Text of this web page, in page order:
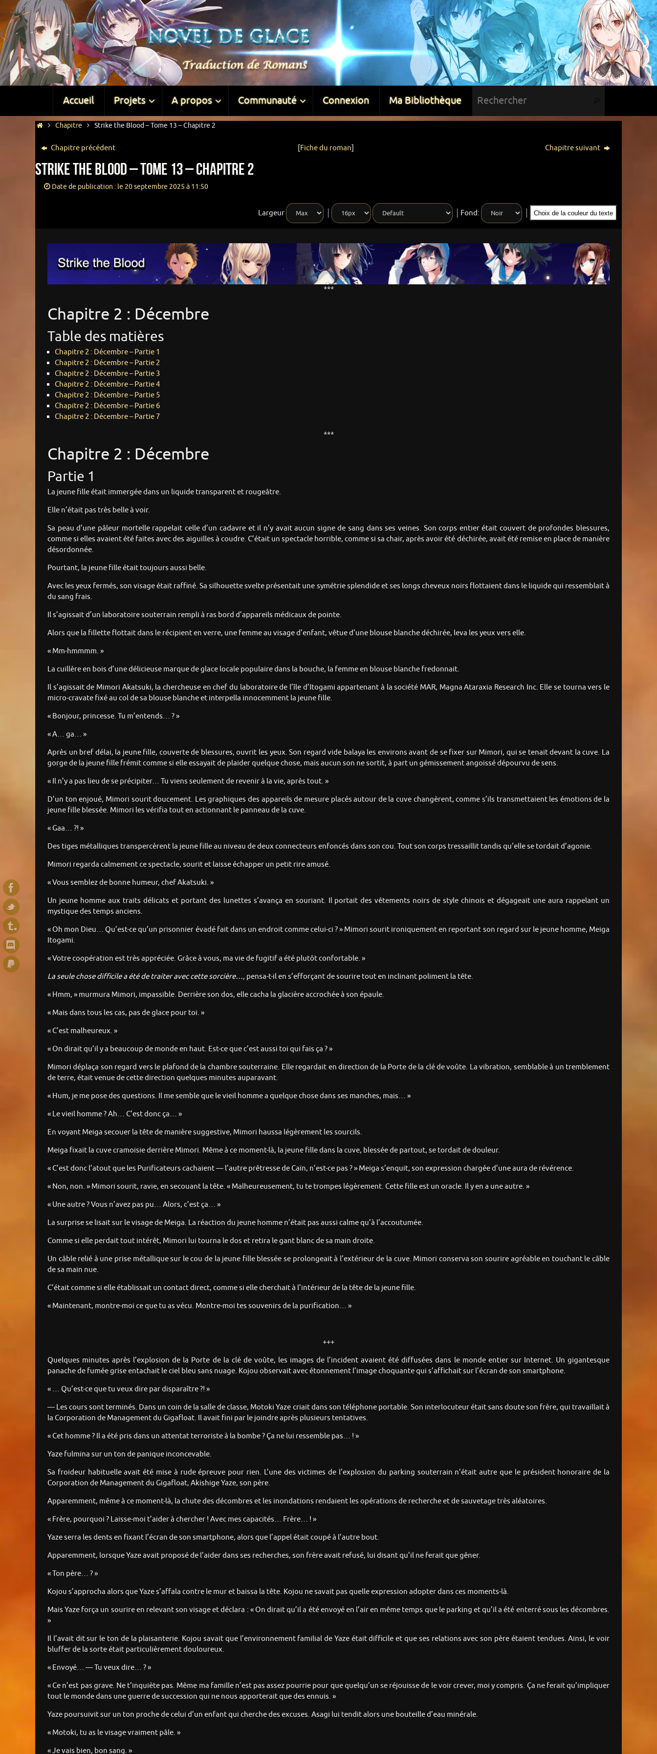
Accueil Projets A propos Communauté Connexion Ma Bibliothèque
Chapitre Strike the Blood – Tome 13 – Chapitre 2
Chapitre précédent [Fiche du roman] Chapitre suivant
Strike the Blood – Tome 13 – Chapitre 2
Date de publication : le 20 septembre 2025 à 11:50
Largeur Fond: Choix de la couleur du texte
***
Chapitre 2 : Décembre
Table des matières
Chapitre 2 : Décembre – Partie 1
Chapitre 2 : Décembre – Partie 2
Chapitre 2 : Décembre – Partie 3
Chapitre 2 : Décembre – Partie 4
Chapitre 2 : Décembre – Partie 5
Chapitre 2 : Décembre – Partie 6
Chapitre 2 : Décembre – Partie 7
***
Chapitre 2 : Décembre
Partie 1
La jeune fille était immergée dans un liquide transparent et rougeâtre.
Elle n’était pas très belle à voir.
Sa peau d’une pâleur mortelle rappelait celle d’un cadavre et il n’y avait aucun signe de sang dans ses veines. Son corps entier était couvert de profondes blessures,
comme si elles avaient été faites avec des aiguilles à coudre. C’était un spectacle horrible, comme si sa chair, après avoir été déchirée, avait été remise en place de manière
désordonnée.
Pourtant, la jeune fille était toujours aussi belle.
Avec les yeux fermés, son visage était raffiné. Sa silhouette svelte présentait une symétrie splendide et ses longs cheveux noirs flottaient dans le liquide qui ressemblait à
du sang frais.
Il s’agissait d’un laboratoire souterrain rempli à ras bord d’appareils médicaux de pointe.
Alors que la fillette flottait dans le récipient en verre, une femme au visage d’enfant, vêtue d’une blouse blanche déchirée, leva les yeux vers elle.
« Mm-hmmmm. »
La cuillère en bois d’une délicieuse marque de glace locale populaire dans la bouche, la femme en blouse blanche fredonnait.
Il s’agissait de Mimori Akatsuki, la chercheuse en chef du laboratoire de l’île d’Itogami appartenant à la société MAR, Magna Ataraxia Research Inc. Elle se tourna vers le
micro-cravate fixé au col de sa blouse blanche et interpella innocemment la jeune fille.
« Bonjour, princesse. Tu m’entends… ? »
« A… ga… »
Après un bref délai, la jeune fille, couverte de blessures, ouvrit les yeux. Son regard vide balaya les environs avant de se fixer sur Mimori, qui se tenait devant la cuve. La
gorge de la jeune fille frémit comme si elle essayait de plaider quelque chose, mais aucun son ne sortit, à part un gémissement angoissé dépourvu de sens.
« Il n’y a pas lieu de se précipiter… Tu viens seulement de revenir à la vie, après tout. »
D’un ton enjoué, Mimori sourit doucement. Les graphiques des appareils de mesure placés autour de la cuve changèrent, comme s’ils transmettaient les émotions de la
jeune fille blessée. Mimori les vérifia tout en actionnant le panneau de la cuve.
« Gaa… ?! »
Des tiges métalliques transpercèrent la jeune fille au niveau de deux connecteurs enfoncés dans son cou. Tout son corps tressaillit tandis qu’elle se tordait d’agonie.
Mimori regarda calmement ce spectacle, sourit et laisse échapper un petit rire amusé.
« Vous semblez de bonne humeur, chef Akatsuki. »
Un jeune homme aux traits délicats et portant des lunettes s’avança en souriant. Il portait des vêtements noirs de style chinois et dégageait une aura rappelant un
mystique des temps anciens.
« Oh mon Dieu… Qu’est-ce qu’un prisonnier évadé fait dans un endroit comme celui-ci ? » Mimori sourit ironiquement en reportant son regard sur le jeune homme, Meiga
Itogami.
« Votre coopération est très appréciée. Grâce à vous, ma vie de fugitif a été plutôt confortable. »
La seule chose difficile a été de traiter avec cette sorcière…, pensa-t-il en s’efforçant de sourire tout en inclinant poliment la tête.
« Hmm, » murmura Mimori, impassible. Derrière son dos, elle cacha la glacière accrochée à son épaule.
« Mais dans tous les cas, pas de glace pour toi. »
« C’est malheureux. »
« On dirait qu’il y a beaucoup de monde en haut. Est-ce que c’est aussi toi qui fais ça ? »
Mimori déplaça son regard vers le plafond de la chambre souterraine. Elle regardait en direction de la Porte de la clé de voûte. La vibration, semblable à un tremblement
de terre, était venue de cette direction quelques minutes auparavant.
« Hum, je me pose des questions. Il me semble que le vieil homme a quelque chose dans ses manches, mais… »
« Le vieil homme ? Ah… C’est donc ça… »
En voyant Meiga secouer la tête de manière suggestive, Mimori haussa légèrement les sourcils.
Meiga fixait la cuve cramoisie derrière Mimori. Même à ce moment-là, la jeune fille dans la cuve, blessée de partout, se tordait de douleur.
« C’est donc l’atout que les Purificateurs cachaient — l’autre prêtresse de Caïn, n’est-ce pas ? » Meiga s’enquit, son expression chargée d’une aura de révérence.
« Non, non. » Mimori sourit, ravie, en secouant la tête. « Malheureusement, tu te trompes légèrement. Cette fille est un oracle. Il y en a une autre. »
« Une autre ? Vous n’avez pas pu… Alors, c’est ça… »
La surprise se lisait sur le visage de Meiga. La réaction du jeune homme n’était pas aussi calme qu’à l’accoutumée.
Comme si elle perdait tout intérêt, Mimori lui tourna le dos et retira le gant blanc de sa main droite.
Un câble relié à une prise métallique sur le cou de la jeune fille blessée se prolongeait à l’extérieur de la cuve. Mimori conserva son sourire agréable en touchant le câble
de sa main nue.
C’était comme si elle établissait un contact direct, comme si elle cherchait à l’intérieur de la tête de la jeune fille.
« Maintenant, montre-moi ce que tu as vécu. Montre-moi tes souvenirs de la purification… »
+++
Quelques minutes après l’explosion de la Porte de la clé de voûte, les images de l’incident avaient été diffusées dans le monde entier sur Internet. Un gigantesque
panache de fumée grise entachait le ciel bleu sans nuage. Kojou observait avec étonnement l’image choquante qui s’affichait sur l’écran de son smartphone.
« … Qu’est-ce que tu veux dire par disparaître ?! »
— Les cours sont terminés. Dans un coin de la salle de classe, Motoki Yaze criait dans son téléphone portable. Son interlocuteur était sans doute son frère, qui travaillait à
la Corporation de Management du Gigafloat. Il avait fini par le joindre après plusieurs tentatives.
« Cet homme ? Il a été pris dans un attentat terroriste à la bombe ? Ça ne lui ressemble pas… ! »
Yaze fulmina sur un ton de panique inconcevable.
Sa froideur habituelle avait été mise à rude épreuve pour rien. L’une des victimes de l’explosion du parking souterrain n’était autre que le président honoraire de la
Corporation de Management du Gigafloat, Akishige Yaze, son père.
Apparemment, même à ce moment-là, la chute des décombres et les inondations rendaient les opérations de recherche et de sauvetage très aléatoires.
« Frère, pourquoi ? Laisse-moi t’aider à chercher ! Avec mes capacités… Frère… ! »
Yaze serra les dents en fixant l’écran de son smartphone, alors que l’appel était coupé à l’autre bout.
Apparemment, lorsque Yaze avait proposé de l’aider dans ses recherches, son frère avait refusé, lui disant qu’il ne ferait que gêner.
« Ton père… ? »
Kojou s’approcha alors que Yaze s’affala contre le mur et baissa la tête. Kojou ne savait pas quelle expression adopter dans ces moments-là.
Mais Yaze força un sourire en relevant son visage et déclara : « On dirait qu’il a été envoyé en l’air en même temps que le parking et qu’il a été enterré sous les décombres.
»
Il l’avait dit sur le ton de la plaisanterie. Kojou savait que l’environnement familial de Yaze était difficile et que ses relations avec son père étaient tendues. Ainsi, le voir
bluffer de la sorte était particulièrement douloureux.
« Envoyé… — Tu veux dire… ? »
« Ce n’est pas grave. Ne t’inquiète pas. Même ma famille n’est pas assez pourrie pour que quelqu’un se réjouisse de le voir crever, moi y compris. Ça ne ferait qu’impliquer
tout le monde dans une guerre de succession qui ne nous apporterait que des ennuis. »
Yaze poursuivit sur un ton proche de celui d’un enfant qui cherche des excuses. Asagi lui tendit alors une bouteille d’eau minérale.
« Motoki, tu as le visage vraiment pâle. »
« Je vais bien, bon sang. »